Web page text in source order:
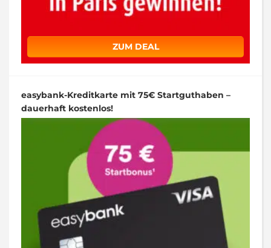
ZUM DEAL
easybank-Kreditkarte mit 75€ Startguthaben –
dauerhaft kostenlos!